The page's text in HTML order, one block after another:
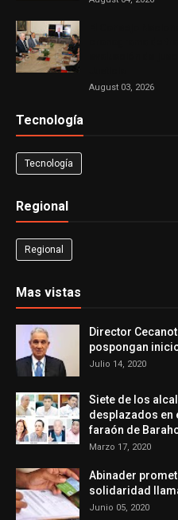
August 03, 2026
Tecnología
Tecnología
Regional
Regional
Mas vistas
Director
pospongan
Julio 14, 2020
Siete de los
desplazados en
faraón de
Marzo 17, 2020
Abinader
solidaridad
Junio 05, 2020